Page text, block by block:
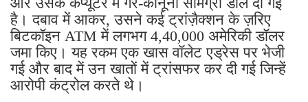
है। दबाव में आकर, उसने कई ट्रांज़ैक्शन के ज़रिए
बिटकॉइन ATM में लगभग 4,40,000 अमेरिकी डॉलर
जमा किए। यह रकम एक खास वॉलेट एड्रेस पर भेजी
गई और बाद में उन खातों में ट्रांसफर कर दी गई जिन्हें
आरोपी कंट्रोल करते थे।